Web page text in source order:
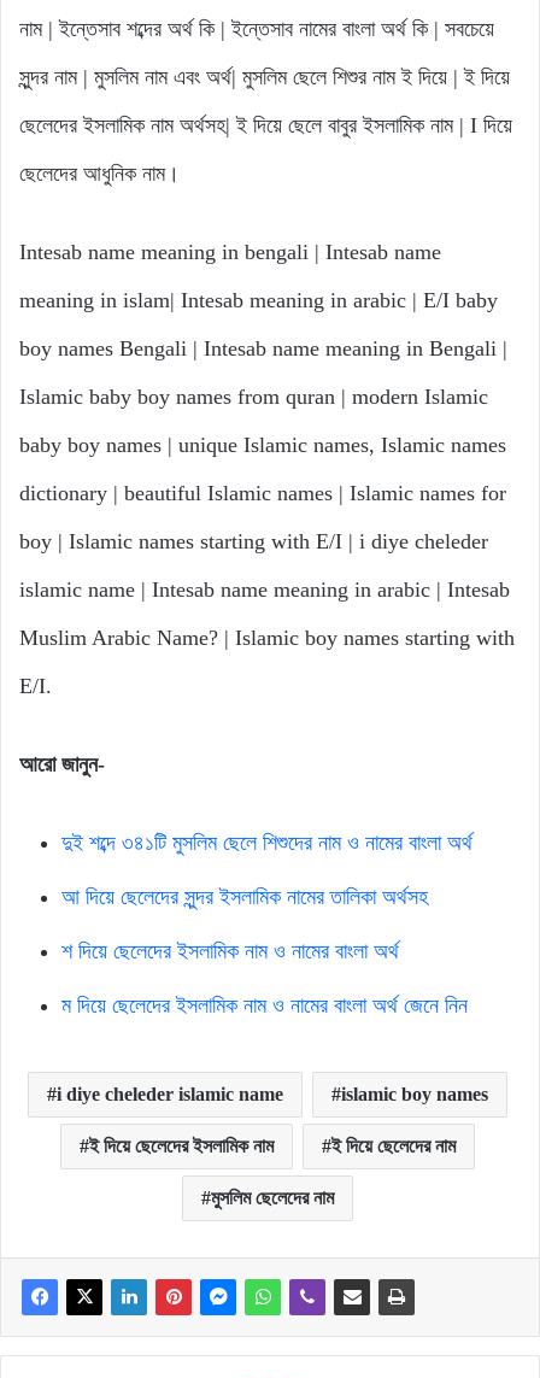
নাম | ইন্তেসাব শব্দের অর্থ কি | ইন্তেসাব নামের বাংলা অর্থ কি | সবচেয়ে
সুন্দর নাম | মুসলিম নাম এবং অর্থ| মুসলিম ছেলে শিশুর নাম ই দিয়ে | ই দিয়ে
ছেলেদের ইসলামিক নাম অর্থসহ| ই দিয়ে ছেলে বাবুর ইসলামিক নাম | I দিয়ে
ছেলেদের আধুনিক নাম।
Intesab name meaning in bengali | Intesab name
meaning in islam| Intesab meaning in arabic | E/I baby
boy names Bengali | Intesab name meaning in Bengali |
Islamic baby boy names from quran | modern Islamic
baby boy names | unique Islamic names, Islamic names
dictionary | beautiful Islamic names | Islamic names for
boy | Islamic names starting with E/I | i diye cheleder
islamic name | Intesab name meaning in arabic | Intesab
Muslim Arabic Name? | Islamic boy names starting with
E/I.
আরোজানুন-
দুই শব্দে ৩৪১টি মুসলিম ছেলে শিশুদের নাম ও নামের বাংলা অর্থ
আ দিয়ে ছেলেদের সুন্দর ইসলামিক নামের তালিকা অর্থসহ
শ দিয়ে ছেলেদের ইসলামিক নাম ও নামের বাংলা অর্থ
ম দিয়ে ছেলেদের ইসলামিক নাম ও নামের বাংলা অর্থ জেনে নিন
i diye cheleder islamic name islamic boy names
ই দিয়ে ছেলেদের ইসলামিক নাম ই দিয়ে ছেলেদের নাম
মুসলিম ছেলেদের নাম